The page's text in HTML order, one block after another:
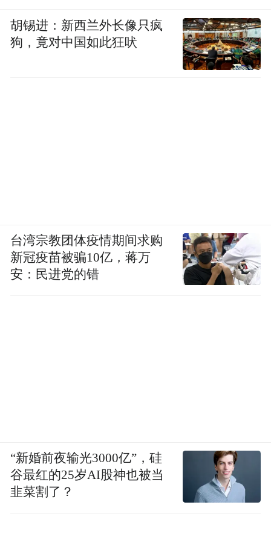
“特别声明：以上作品内容(包括在内的视频、图片或音
频)为凤凰网旗下自媒体平台“大风号”用户上传并发
布，本平台仅提供信息存储空间服务。
Notice: The content above (including the videos,
胡锡进：新西兰外长像只疯
狗，竟对中国如此狂吠
台湾宗教团体疫情期间求购
新冠疫苗被骗10亿，蒋万
安：民进党的错
“新婚前夜输光3000亿”，硅
谷最红的25岁AI股神也被当
韭菜割了？